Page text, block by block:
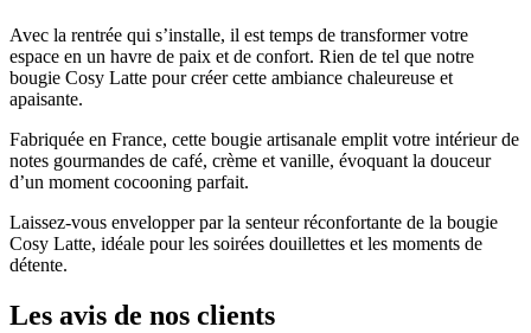
Avec la rentrée qui s’installe, il est temps de transformer votre
espace en un havre de paix et de confort. Rien de tel que notre
bougie Cosy Latte pour créer cette ambiance chaleureuse et
apaisante.
Fabriquée en France, cette bougie artisanale emplit votre intérieur de
notes gourmandes de café, crème et vanille, évoquant la douceur
d’un moment cocooning parfait.
Laissez-vous envelopper par la senteur réconfortante de la bougie
Cosy Latte, idéale pour les soirées douillettes et les moments de
détente.
Les avis de nos clients